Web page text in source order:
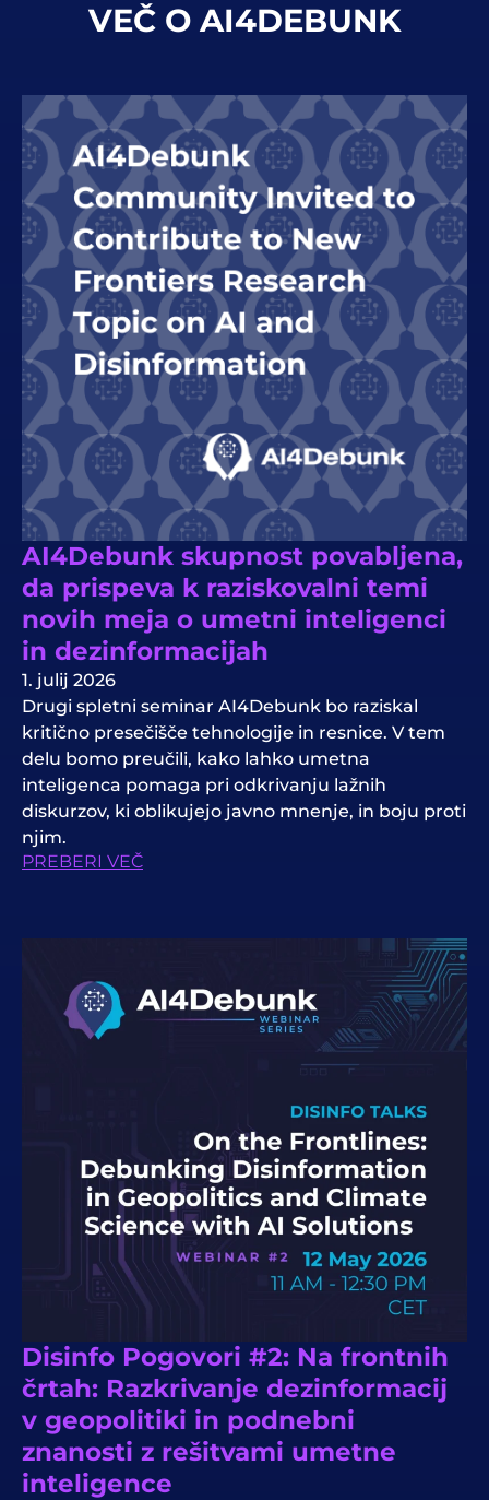
VEČ O AI4DEBUNK
AI4Debunk skupnost povabljena,
da prispeva k raziskovalni temi
novih meja o umetni inteligenci
in dezinformacijah
1. julij 2026
Drugi spletni seminar AI4Debunk bo raziskal
kritično presečišče tehnologije in resnice. V tem
delu bomo preučili, kako lahko umetna
inteligenca pomaga pri odkrivanju lažnih
diskurzov, ki oblikujejo javno mnenje, in boju proti
njim.
PREBERI VEČ
Disinfo Pogovori #2: Na frontnih
črtah: Razkrivanje dezinformacij
v geopolitiki in podnebni
znanosti z rešitvami umetne
inteligence